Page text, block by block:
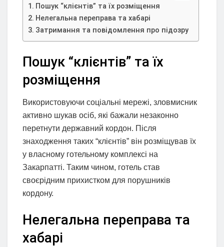
Пошук “клієнтів” та їх розміщення
Нелегальна переправа та хабарі
Затримання та повідомлення про підозру
Пошук “клієнтів” та їх
розміщення
Використовуючи соціальні мережі, зловмисник
активно шукав осіб, які бажали незаконно
перетнути державний кордон. Після
знаходження таких “клієнтів” він розміщував їх
у власному готельному комплексі на
Закарпатті. Таким чином, готель став
своєрідним прихистком для порушників
кордону.
Нелегальна переправа та
хабарі